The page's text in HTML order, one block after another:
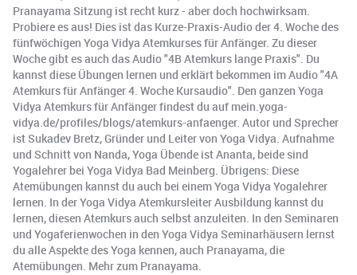
Pranayama Sitzung ist recht kurz - aber doch hochwirksam.
Probiere es aus! Dies ist das Kurze-Praxis-Audio der 4. Woche des
fünfwöchigen Yoga Vidya Atemkurses für Anfänger. Zu dieser
Woche gibt es auch das Audio "4B Atemkurs lange Praxis". Du
kannst diese Übungen lernen und erklärt bekommen im Audio "4A
Atemkurs für Anfänger 4. Woche Kursaudio". Den ganzen Yoga
Vidya Atemkurs für Anfänger findest du auf mein.yoga-
vidya.de/profiles/blogs/atemkurs-anfaenger. Autor und Sprecher
ist Sukadev Bretz, Gründer und Leiter von Yoga Vidya. Aufnahme
und Schnitt von Nanda, Yoga Übende ist Ananta, beide sind
Yogalehrer bei Yoga Vidya Bad Meinberg. Übrigens: Diese
Atemübungen kannst du auch bei einem Yoga Vidya Yogalehrer
lernen. In der Yoga Vidya Atemkursleiter Ausbildung kannst du
lernen, diesen Atemkurs auch selbst anzuleiten. In den Seminaren
und Yogaferienwochen in den Yoga Vidya Seminarhäusern lernst
du alle Aspekte des Yoga kennen, auch Pranayama, die
Atemübungen. Mehr zum Pranayama.